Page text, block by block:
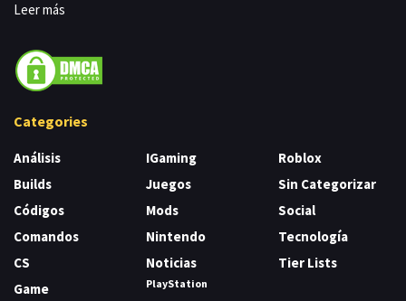
Leer más
Categories
Análisis
Builds
Códigos
Comandos
CS
Game
IGaming
Juegos
Mods
Nintendo
Noticias
PlayStation
Roblox
Sin Categorizar
Social
Tecnología
Tier Lists